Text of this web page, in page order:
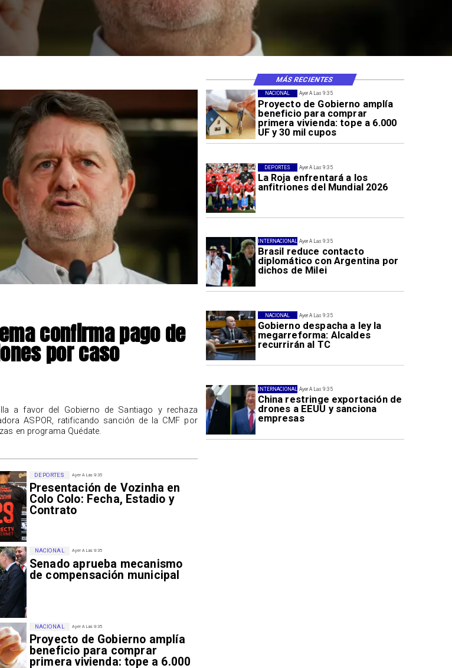
Ayer A Las 9:35
Proyecto de Gobierno amplía
beneficio para comprar
primera vivienda: tope a 6.000
UF y 30 mil cupos
NACIONAL
Ayer A Las 9:35
La Roja enfrentará a los
anfitriones del Mundial 2026
DEPORTES
Ayer A Las 9:35
Brasil reduce contacto
diplomático con Argentina por
dichos de Milei
INTERNACIONAL
Ayer A Las 9:35
Gobierno despacha a ley la
megarreforma: Alcaldes
recurrirán al TC
NACIONAL
Ayer A Las 9:35
China restringe exportación de
drones a EEUU y sanciona
empresas
INTERNACIONAL
Ayer A Las 9:35
Presentación de Vozinha en
Colo Colo: Fecha, Estadio y
Contrato
DEPORTES
Ayer A Las 9:35
Senado aprueba mecanismo
de compensación municipal
NACIONAL
Ayer A Las 9:35
Proyecto de Gobierno amplía
beneficio para comprar
primera vivienda: tope a 6.000
NACIONAL
confirma pago de
por caso
a favor del Gobierno de Santiago y rechaza
ASPOR, ratificando sanción de la CMF por
en programa Quédate.
MÁS RECIENTES